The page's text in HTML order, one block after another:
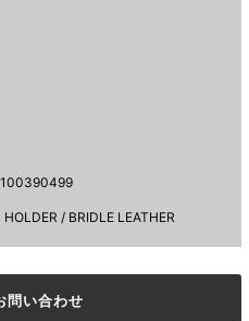
/ BRIDLE LEATHER
問い合わせ